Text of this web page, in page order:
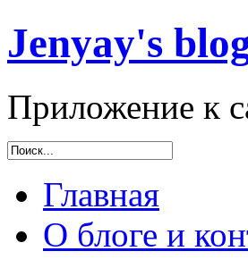
Jenyay's
Приложение к
Главная
О блоге и